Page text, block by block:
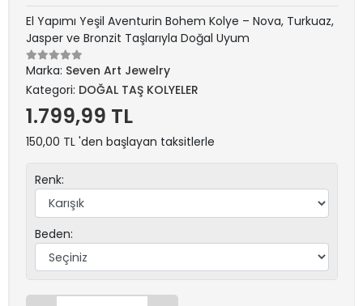
El Yapımı Yeşil Aventurin Bohem Kolye – Nova, Turkuaz,
Jasper ve Bronzit Taşlarıyla Doğal Uyum
Marka: Seven Art Jewelry
Kategori: DOĞAL TAŞ KOLYELER
1.799,99 TL
150,00 TL 'den başlayan taksitlerle
Renk:
Beden: